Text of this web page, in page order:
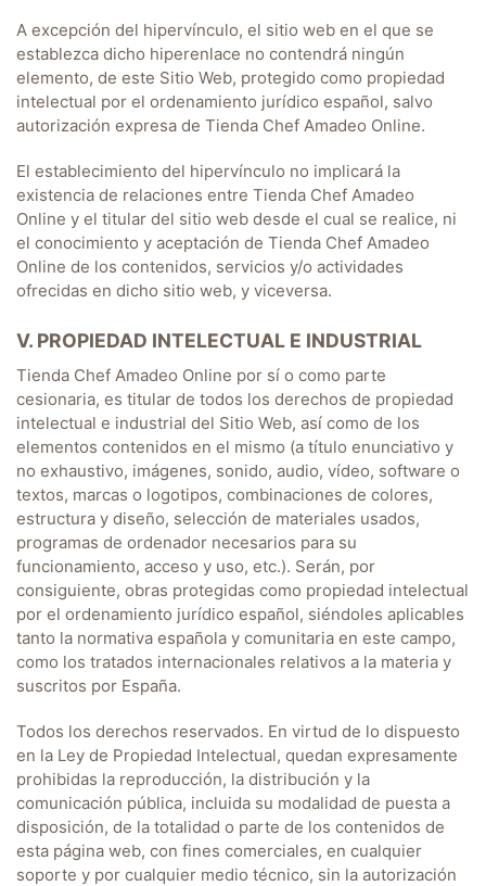
A excepción del hipervínculo, el sitio web en el que se
establezca dicho hiperenlace no contendrá ningún
elemento, de este Sitio Web, protegido como propiedad
intelectual por el ordenamiento jurídico español, salvo
autorización expresa de Tienda Chef Amadeo Online.
El establecimiento del hipervínculo no implicará la
existencia de relaciones entre Tienda Chef Amadeo
Online y el titular del sitio web desde el cual se realice, ni
el conocimiento y aceptación de Tienda Chef Amadeo
Online de los contenidos, servicios y/o actividades
ofrecidas en dicho sitio web, y viceversa.
V. PROPIEDAD INTELECTUAL E INDUSTRIAL
Tienda Chef Amadeo Online por sí o como parte
cesionaria, es titular de todos los derechos de propiedad
intelectual e industrial del Sitio Web, así como de los
elementos contenidos en el mismo (a título enunciativo y
no exhaustivo, imágenes, sonido, audio, vídeo, software o
textos, marcas o logotipos, combinaciones de colores,
estructura y diseño, selección de materiales usados,
programas de ordenador necesarios para su
funcionamiento, acceso y uso, etc.). Serán, por
consiguiente, obras protegidas como propiedad intelectual
por el ordenamiento jurídico español, siéndoles aplicables
tanto la normativa española y comunitaria en este campo,
como los tratados internacionales relativos a la materia y
suscritos por España.
Todos los derechos reservados. En virtud de lo dispuesto
en la Ley de Propiedad Intelectual, quedan expresamente
prohibidas la reproducción, la distribución y la
comunicación pública, incluida su modalidad de puesta a
disposición, de la totalidad o parte de los contenidos de
esta página web, con fines comerciales, en cualquier
soporte y por cualquier medio técnico, sin la autorización